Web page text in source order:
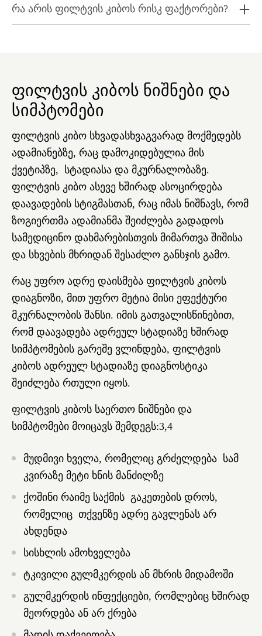
რა არის ფილტვის კიბოს რისკ ფაქტორები?
ფილტვის კიბოს ნიშნები და
სიმპტომები
ფილტვის კიბო სხვადასხვაგვარად მოქმედებს
ადამიანებზე, რაც დამოკიდებულია მის
ქვეტიპზე, სტადიასა და მკურნალობაზე.
ფილტვის კიბო ასევე ხშირად ასოცირდება
დაავადების სტიგმასთან, რაც იმას ნიშნავს, რომ
ზოგიერთმა ადამიანმა შეიძლება გადადოს
სამედიცინო დახმარებისთვის მიმართვა შიშისა
და სხვების მხრიდან შესაძლო განსჯის გამო.
რაც უფრო ადრე დაისმება ფილტვის კიბოს
დიაგნოზი, მით უფრო მეტია მისი ეფექტური
მკურნალობის შანსი. იმის გათვალისწინებით,
რომ დაავადება ადრეულ სტადიაზე ხშირად
სიმპტომების გარეშე ვლინდება, ფილტვის
კიბოს ადრეულ სტადიაზე დიაგნოსტიკა
შეიძლება რთული იყოს.
ფილტვის კიბოს საერთო ნიშნები და
სიმპტომები მოიცავს შემდეგს:3,4
მუდმივი ხველა, რომელიც გრძელდება სამ
კვირაზე მეტი ხნის მანძილზე
ქოშინი რაიმე საქმის გაკეთების დროს,
რომელიც თქვენზე ადრე გავლენას არ
ახდენდა
სისხლის ამოხველება
ტკივილი გულმკერდის ან მხრის მიდამოში
გულმკერდის ინფექციები, რომლებიც ხშირად
მეორდება ან არ ქრება